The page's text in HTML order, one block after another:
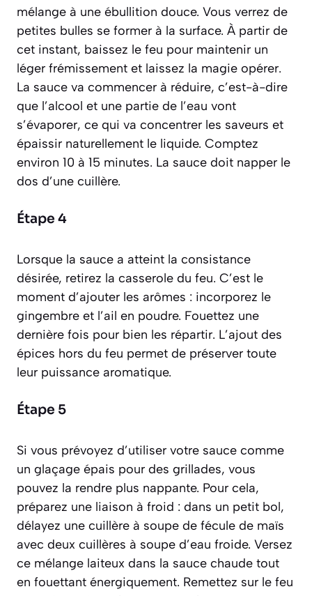
mélange à une ébullition douce. Vous verrez de
petites bulles se former à la surface. À partir de
cet instant, baissez le feu pour maintenir un
léger frémissement et laissez la magie opérer.
La sauce va commencer à réduire, c’est-à-dire
que l’alcool et une partie de l’eau vont
s’évaporer, ce qui va concentrer les saveurs et
épaissir naturellement le liquide. Comptez
environ 10 à 15 minutes. La sauce doit napper le
dos d’une cuillère.
Étape 4
Lorsque la sauce a atteint la consistance
désirée, retirez la casserole du feu. C’est le
moment d’ajouter les arômes : incorporez le
gingembre et l’ail en poudre. Fouettez une
dernière fois pour bien les répartir. L’ajout des
épices hors du feu permet de préserver toute
leur puissance aromatique.
Étape 5
Si vous prévoyez d’utiliser votre sauce comme
un glaçage épais pour des grillades, vous
pouvez la rendre plus nappante. Pour cela,
préparez une liaison à froid : dans un petit bol,
délayez une cuillère à soupe de fécule de maïs
avec deux cuillères à soupe d’eau froide. Versez
ce mélange laiteux dans la sauce chaude tout
en fouettant énergiquement. Remettez sur le feu